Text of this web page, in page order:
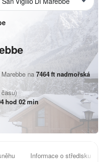
na 7464ftnadmořská
hod02min
Informace o středisku